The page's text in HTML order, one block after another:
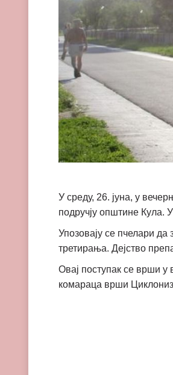
У среду, 26. јуна, у
подручју општине Кула.
Упозовају се пчелари
третирања. Дејство
Овај поступак се врши
комараца врши